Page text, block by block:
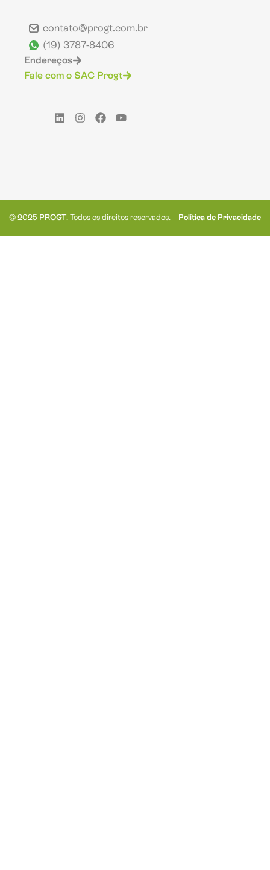
contato@progt.com.br
(19) 3787-8406
Endereços
Fale com o SAC Progt
© 2025 PROGT. Todos os direitos reservados. Política de Privacidade